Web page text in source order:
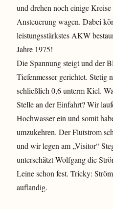
und drehen noch einige
Ansteuerung wagen. Dabei
leistungsstärkstes AKW
Jahre 1975!
Die Spannung steigt und der
Tiefenmesser gerichtet. Stetig
schließlich 0,6 unterm Kiel.
Stelle an der Einfahrt? Wir
Hochwasser ein und somit
umzukehren. Der Flutstrom
und wir legen am „Visitor“
unterschätzt Wolfgang die
Leine schon fest. Tricky:
auflandig.